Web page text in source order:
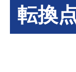
転換